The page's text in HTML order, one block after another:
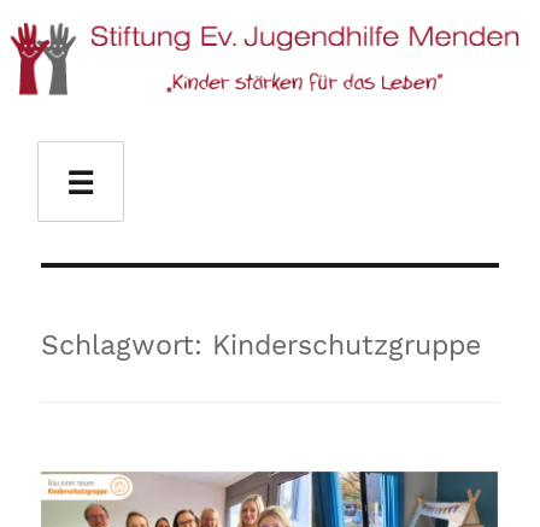
Stiftung Ev. Jugendhilfe Menden
☰
Schlagwort: Kinderschutzgruppe